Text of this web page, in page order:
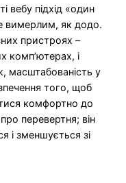
вебу підхід «один
вимерлим, як додо.
пристроях –
комп’ютерах, і
масштабованість у
того, щоб
комфортно до
перевертня; він
і зменшується зі